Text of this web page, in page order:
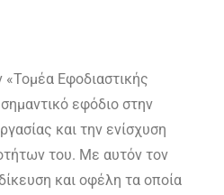
«Τομέα Εφοδιαστικής
εφόδιο στην
και την ενίσχυση
του. Με αυτόν τον
και οφέλη τα οποία